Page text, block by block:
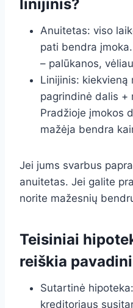
linijinis?
Anuitetas: viso
pati bendra
– palūkanos,
Linijinis: kiekvieną
pagrindinė dalis +
Pradžioje įmokos
mažėja bendra
Jei jums svarbus
anuitetas. Jei galite
norite mažesnių
Teisiniai
reiškia
Sutartinė
kreditoriaus